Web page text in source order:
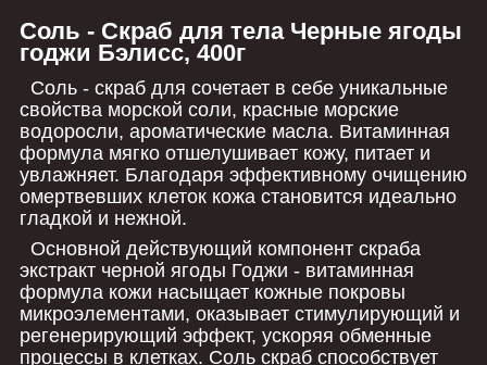
Соль - Скраб для тела Черные ягоды
годжи Бэлисс, 400г
Соль - скраб для сочетает в себе уникальные
свойства морской соли, красные морские
водоросли, ароматические масла. Витаминная
формула мягко отшелушивает кожу, питает и
увлажняет. Благодаря эффективному очищению
омертвевших клеток кожа становится идеально
гладкой и нежной.
Основной действующий компонент скраба
экстракт черной ягоды Годжи - витаминная
формула кожи насыщает кожные покровы
микроэлементами, оказывает стимулирующий и
регенерирующий эффект, ускоряя обменные
процессы в клетках. Соль скраб способствует